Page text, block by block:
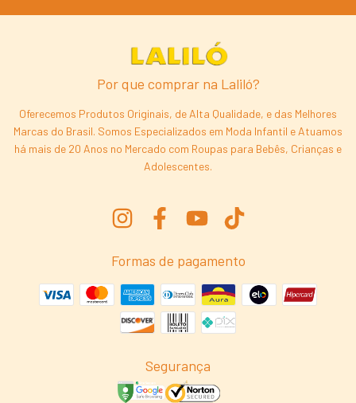
Por que comprar na Laliló?
Oferecemos Produtos Originais, de Alta Qualidade, e das Melhores
Marcas do Brasil. Somos Especializados em Moda Infantil e Atuamos
há mais de 20 Anos no Mercado com Roupas para Bebês, Crianças e
Adolescentes.
Formas de pagamento
Segurança